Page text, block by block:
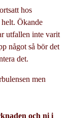
hos
helt. Ökande
utfallen inte varit
något så bör det
det.
men
och ni i